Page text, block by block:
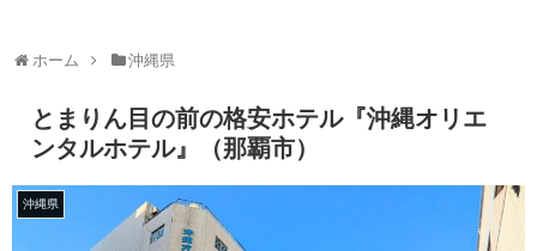
ホーム 沖縄県
とまりん目の前の格安ホテル『沖縄オリエ
ンタルホテル』（那覇市）
沖縄県